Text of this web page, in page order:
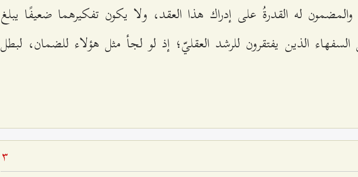
له القدرةُ على إدراك هذا العقد، ولا يكون تفكيرهما ضعيفًا يبلغ
الذين يفتقرون للرشد العقليّ؛ إذ لو لجأ مثل هؤلاء للضمان، لبطل
3